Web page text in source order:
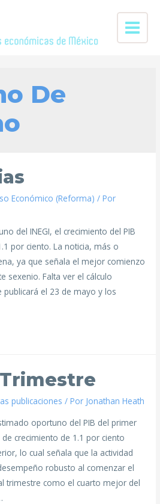
De
Económico (Reforma) / Por
del INEGI, el crecimiento del PIB
por ciento. La noticia, más o
ya que señala el mejor comienzo
sexenio. Falta ver el cálculo
publicará el 23 de mayo y los
publicaciones / Por Jonathan Heath
oportuno del PIB del primer
crecimiento de 1.1 por ciento
lo cual señala que la actividad
robusto al comenzar el
trimestre como el cuarto mejor del